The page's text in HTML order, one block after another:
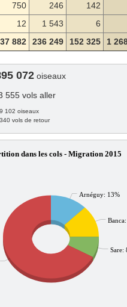
750 246 142
12 1 543 6
882 236 249 152 325 1
072 oiseaux
555 vols aller
102 oiseaux
vols de retour
Arnéguy: 13%
Sare:
dans les cols - Migration 2015